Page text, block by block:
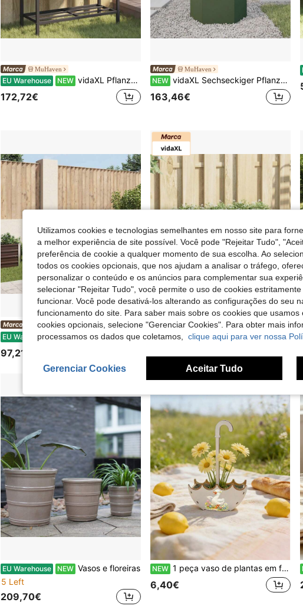
MuHaven
EU Warehouse NEW vidaXL Pflanzentopf Mit Regal Aus Braunem Polyrattan
172,72€
MuHaven
NEW vidaXL Sechseckiger Pflanzenkübel In Olivgrün, 69x60x45 Cm, Stahl
163,46€
MuHaven
EU Warehouse NEW vidaXL Garden Raised Bed Brown 160 X 40 X 45 Cm Galvanized Steel
97,21€
EU Warehouse NEW vidaXL Jardineira com rodas, 3 vasos, floreira para jardim e pátio, vaso para canteiro elevado, rattan sintético preto.
39,43€
EU Warehouse NEW Vasos e floreiras
5 Left
209,70€
NEW 1 peça vaso de plantas em forma de guarda-chuva de madeira com padrão de pato: vaso suspenso fofo, vaso decorativo para interior/exterior, decoração DIY para secretária, presente ideal para casa
6,40€
Utilizamos cookies e tecnologias semelhantes em nosso site para
a melhor experiência de site possível. Você pode "Rejeitar Tudo",
preferência de cookie a qualquer momento de sua escolha. Ao
todos os cookies opcionais, que nos ajudam a analisar o tráfego,
personalizar o conteúdo e os anúncios para complementar sua
selecionar "Rejeitar Tudo", você permite o uso de cookies
funcionar. Você pode desativá-los alterando as configurações do seu
funcionamento do site. Para saber mais sobre os cookies que
cookies opcionais, selecione "Gerenciar Cookies". Para obter mais
processamos os dados que coletamos, clique aqui para ver nossa
Gerenciar Cookies Aceitar Tudo